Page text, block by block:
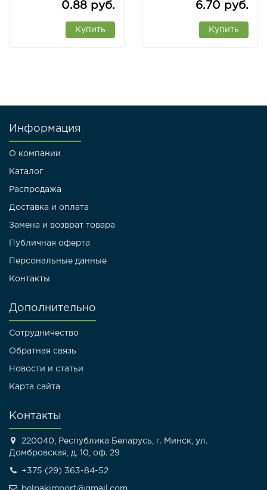
0.88 руб.
Купить
6.70 руб.
Купить
Информация
О компании
Каталог
Распродажа
Доставка и оплата
Замена и возврат товара
Публичная оферта
Персональные данные
Контакты
Дополнительно
Сотрудничество
Обратная связь
Новости и статьи
Карта сайта
Контакты
220040, Республика Беларусь, г. Минск, ул.
Домбровская, д. 10, оф. 29
+375 (29) 363-84-52